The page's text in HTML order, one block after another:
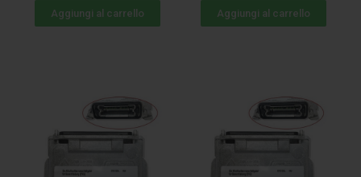
acquistato: 11 volte
Aggiungi al carrello
acquistato: 8 volte
Aggiungi al carrello